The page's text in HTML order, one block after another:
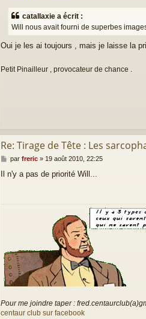
s
g
e
catallaxie a écrit :
Will nous avait fourni de superbes
Oui je les ai toujours , mais je laisse la
Petit Pinailleur , provocateur de chance .
Re: Tirage de Tête : Les
M
s
par freric» 19 août 2010, 22:25
Il n'y a pas de priorité Will...
Pour me joindre taper :
centaur club sur facebook